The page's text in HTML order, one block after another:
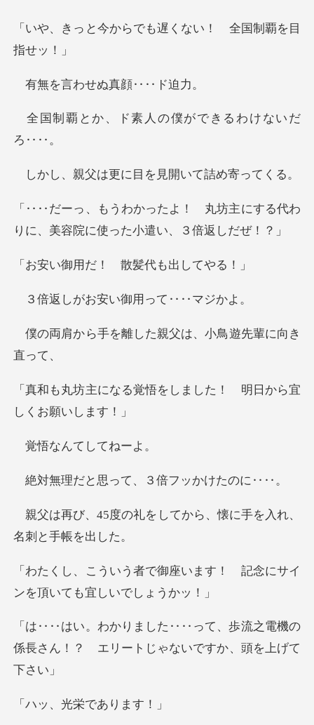
らでも遅くない！
わせぬ真顔
ド素人の僕ができ
更に目を見開いて
丸坊主にする代わ
りに、美容院
だ！ 散髪代
お安い御用っ
離した親父は、小鳥
悟をしました！ 明日か
んてして
思って、３倍フ
礼をしてから、懐に手を
座います！ 記念にサイ
ンを
、歩流之電機の
係長さん！？ エリー
光栄であ